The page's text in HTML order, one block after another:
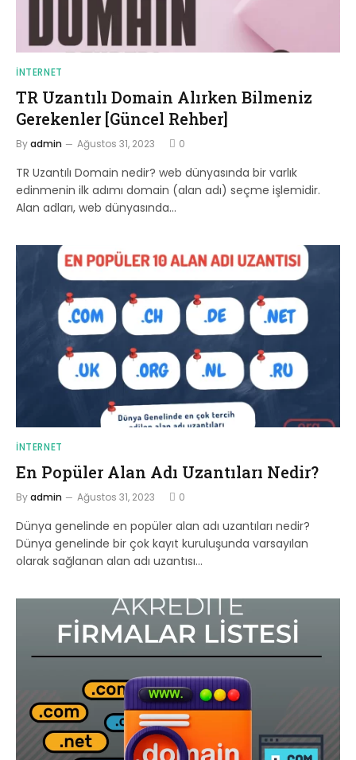
İNTERNET
TR Uzantılı Domain Alırken Bilmeniz
Gerekenler [Güncel Rehber]
Byadmin Ağustos 31, 2023 0
TR Uzantılı Domain nedir? web dünyasında bir varlık
edinmenin ilk adımı domain (alan adı) seçme işlemidir.
Alan adları, web dünyasında…
İNTERNET
En Popüler Alan Adı Uzantıları Nedir?
Byadmin Ağustos 31, 2023 0
Dünya genelinde en popüler alan adı uzantıları nedir?
Dünya genelinde bir çok kayıt kuruluşunda varsayılan
olarak sağlanan alan adı uzantısı…